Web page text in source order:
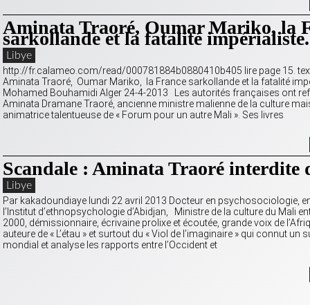
Aminata Traoré, Oumar Mariko, la
sarkollande et la fatalité impérialiste.
Libye
http://fr.calameo.com/read/000781884b0880410b405 lire page 15.
Aminata Traoré, Oumar Mariko, la France sarkollande et la fatalité
Mohamed Bouhamidi Alger 24-4-2013 Les autorités françaises ont
Aminata Dramane Traoré, ancienne ministre malienne de la culture
animatrice talentueuse de « Forum pour un autre Mali ». Ses livres
Scandale : Aminata Traoré interdite
Libye
Par kakadoundiaye lundi 22 avril 2013 Docteur en psychosociologie,
l’Institut d’ethnopsychologie d’Abidjan, Ministre de la culture du Mali
2000, démissionnaire, écrivaine prolixe et écoutée, grande voix de
auteure de « L’étau » et surtout du « Viol de l’imaginaire » qui connut un
mondial et analyse les rapports entre l’Occident et